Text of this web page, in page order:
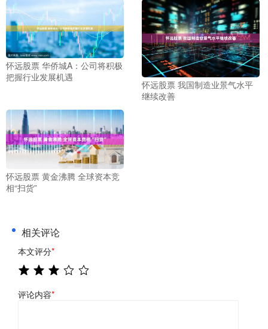
怀远股票 华侨城A：公司将积极
把握行业发展机遇
怀远股票 我国制造业景气水平
继续改善
怀远股票 黄金沸腾 全球资本竞
相“扫货”
相关评论
本文评分*
评论内容*